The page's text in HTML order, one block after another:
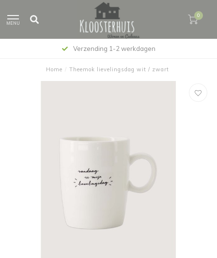
MENU
0
Verzending 1-2 werkdagen
Home / Theemok lievelingsdag wit / zwart